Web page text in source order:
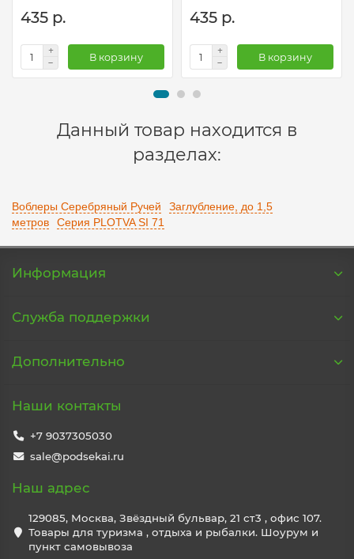
435 р.
В корзину
435 р.
В корзину
Данный товар находится в
разделах:
Воблеры Серебряный Ручей
Заглубление, до 1,5
метров
Серия PLOTVA SI 71
Информация
Служба поддержки
Дополнительно
Наши контакты
+7 9037305030
sale@podsekai.ru
Наш адрес
129085, Москва, Звёздный бульвар, 21 ст3 , офис 107.
Товары для туризма , отдыха и рыбалки. Шоурум и
пункт самовывоза